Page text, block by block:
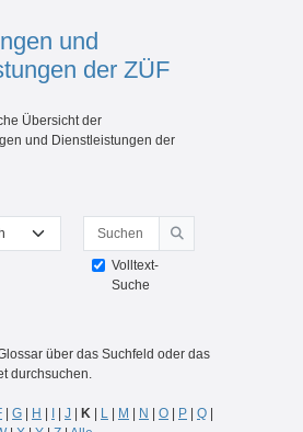
und
der ZÜF
Übersicht der
und Dienstleistungen der
Glossar über das Suchfeld oder das
Suchen
Suchen
Volltext-
Suche
über das Suchfeld oder das
durchsuchen.
| G | H | I | J | K | L | M | N | O | P | Q |